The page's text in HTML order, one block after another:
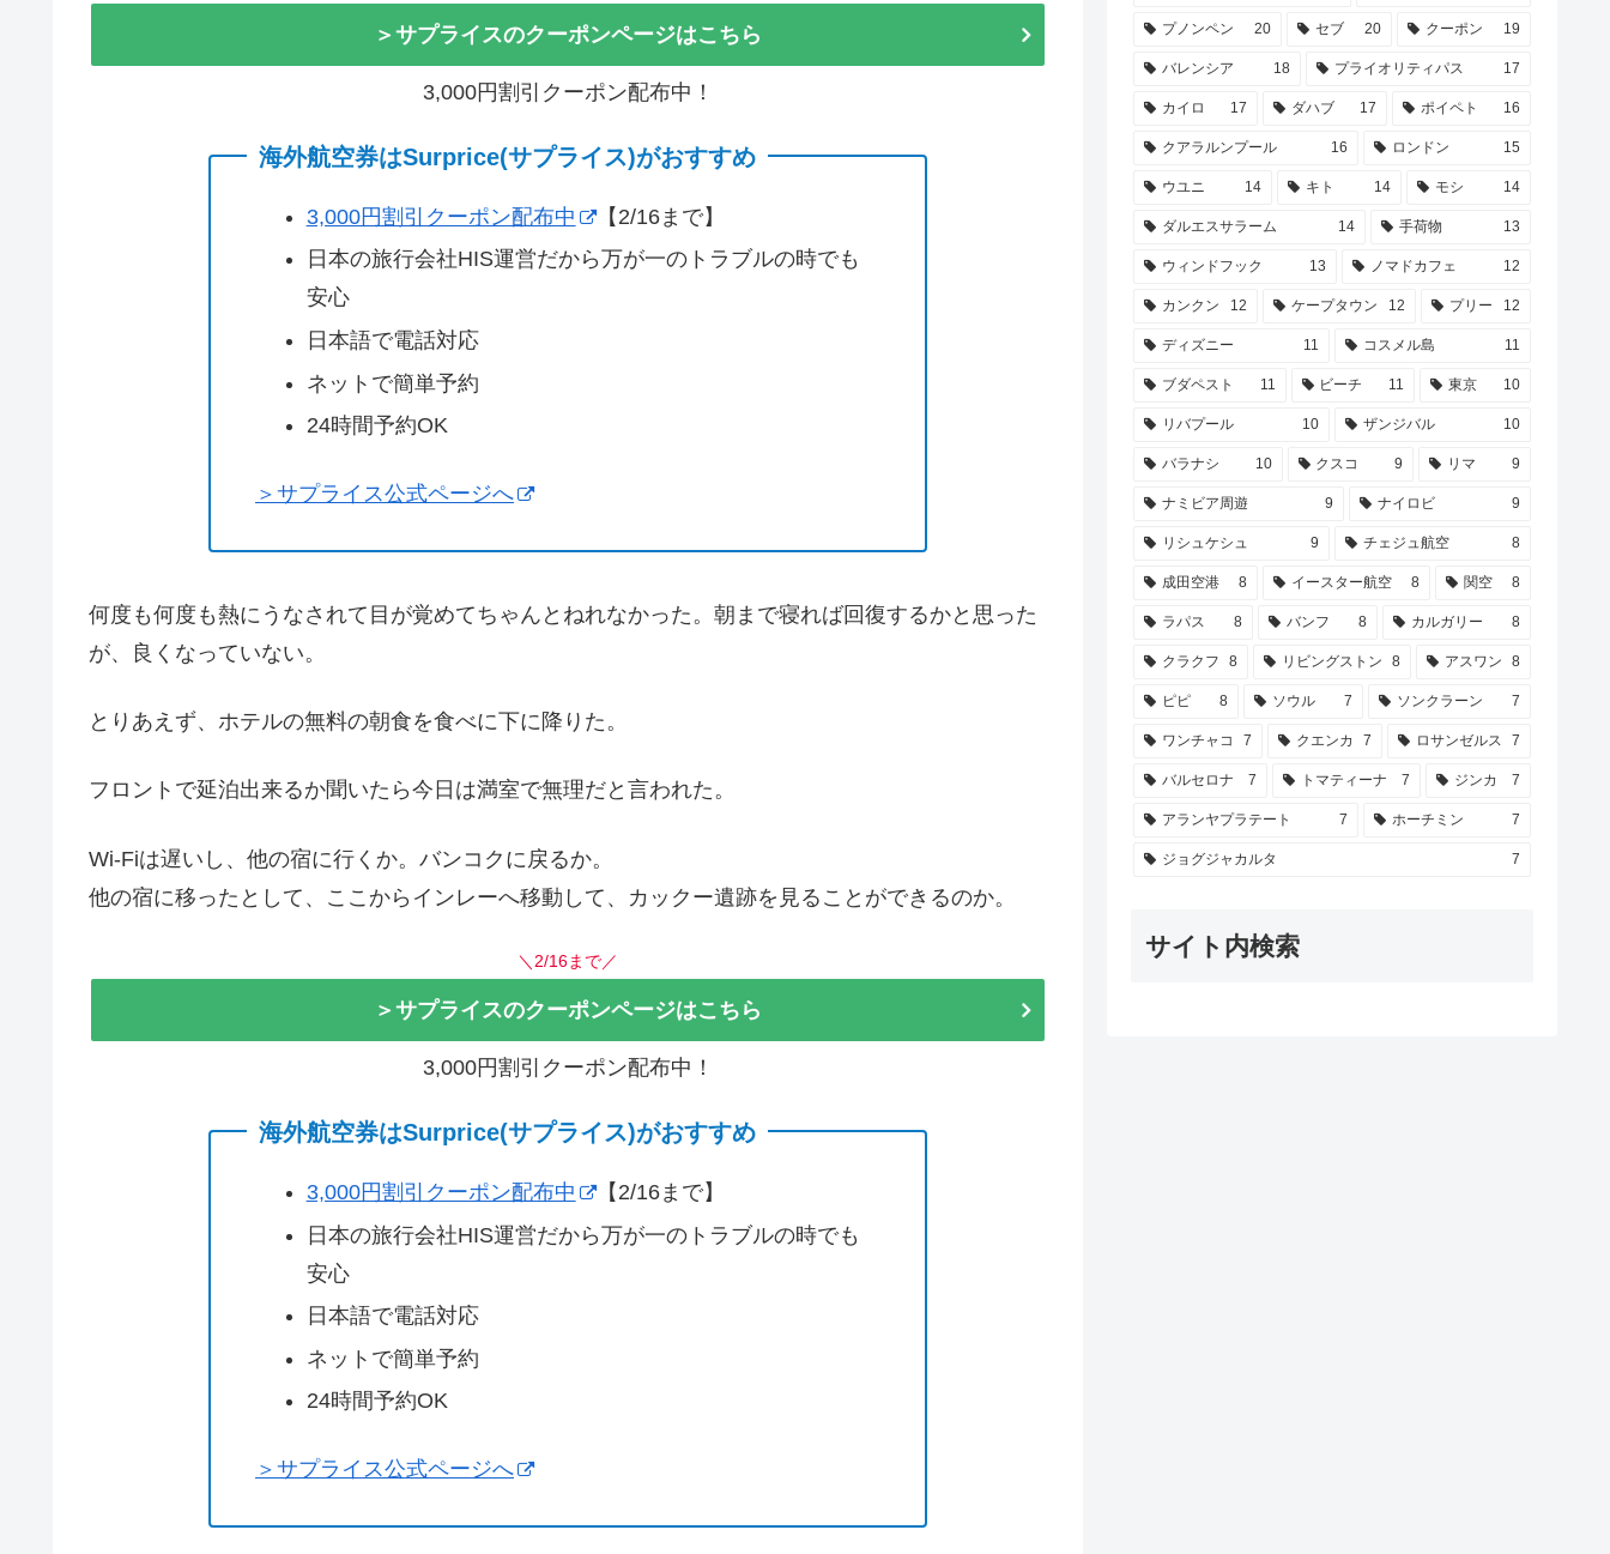
＞サプライスのクーポンページはこちら
3,000円割引クーポン配布中！
海外航空券はSurprice(サプライス)がおすすめ
3,000円割引クーポン配布中
【2/16まで】
日本の旅行会社HIS運営だから万が一のトラブルの時でも
安心
日本語で電話対応
ネットで簡単予約
24時間予約OK
＞サプライス公式ページへ
何度も何度も熱にうなされて目が覚めてちゃんとねれなかった。朝まで寝れば回復するかと思った
が、良くなっていない。
とりあえず、ホテルの無料の朝食を食べに下に降りた。
フロントで延泊出来るか聞いたら今日は満室で無理だと言われた。
Wi-Fiは遅いし、他の宿に行くか。バンコクに戻るか。
他の宿に移ったとして、ここからインレーへ移動して、カックー遺跡を見ることができるのか。
＼2/16まで／
＞サプライスのクーポンページはこちら
3,000円割引クーポン配布中！
海外航空券はSurprice(サプライス)がおすすめ
3,000円割引クーポン配布中
【2/16まで】
日本の旅行会社HIS運営だから万が一のトラブルの時でも
安心
日本語で電話対応
ネットで簡単予約
24時間予約OK
＞サプライス公式ページへ
プノンペン 20 セブ 20 クーポン 19
バレンシア 18 プライオリティパス 17
カイロ 17 ダハブ 17 ポイペト 16
クアラルンプール 16 ロンドン 15
ウユニ 14 キト 14 モシ 14
ダルエスサラーム 14 手荷物 13
ウィンドフック 13 ノマドカフェ 12
カンクン 12 ケープタウン 12 プリー 12
ディズニー 11 コスメル島 11
ブダペスト 11 ビーチ 11 東京 10
リバプール 10 ザンジバル 10
バラナシ 10 クスコ 9 リマ 9
ナミビア周遊 9 ナイロビ 9
リシュケシュ 9 チェジュ航空 8
成田空港 8 イースター航空 8 関空 8
ラパス 8 バンフ 8 カルガリー 8
クラクフ 8 リビングストン 8 アスワン 8
ピピ 8 ソウル 7 ソンクラーン 7
ワンチャコ 7 クエンカ 7 ロサンゼルス 7
バルセロナ 7 トマティーナ 7 ジンカ 7
アランヤプラテート 7 ホーチミン 7
ジョグジャカルタ 7
サイト内検索